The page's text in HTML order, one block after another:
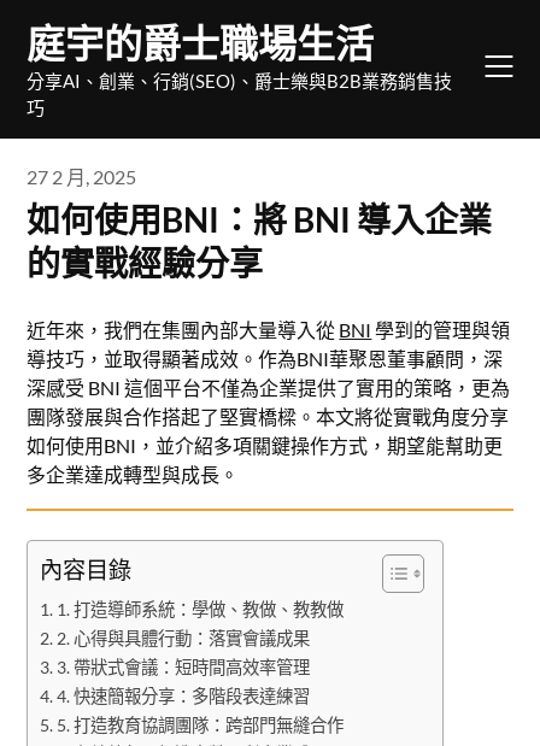
content
庭宇的爵士職場生活
分享AI、創業、行銷(SEO)、爵士樂與B2B業務銷售技
巧
27 2 月, 2025
如何使用BNI：將 BNI 導入企業
的實戰經驗分享
近年來，我們在集團內部大量導入從 BNI 學到的管理與領
導技巧，並取得顯著成效。作為BNI華聚恩董事顧問，深
深感受 BNI 這個平台不僅為企業提供了實用的策略，更為
團隊發展與合作搭起了堅實橋樑。本文將從實戰角度分享
如何使用BNI，並介紹多項關鍵操作方式，期望能幫助更
多企業達成轉型與成長。
內容目錄
1. 打造導師系統：學做、教做、教教做
2. 心得與具體行動：落實會議成果
3. 帶狀式會議：短時間高效率管理
4. 快速簡報分享：多階段表達練習
5. 打造教育協調團隊：跨部門無縫合作